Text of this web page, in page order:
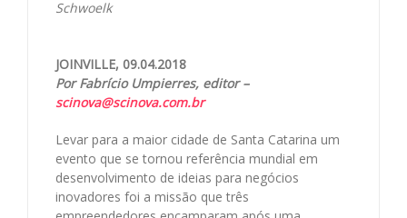
Schwoelk
JOINVILLE, 09.04.2018
Por Fabrício Umpierres, editor –
scinova@scinova.com.br
Levar para a maior cidade de Santa Catarina um
evento que se tornou referência mundial em
desenvolvimento de ideias para negócios
inovadores foi a missão que três